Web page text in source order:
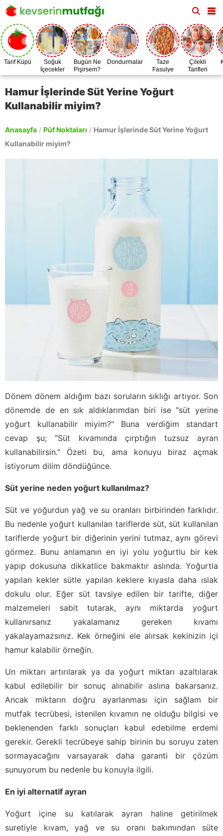
Tarif Küpü
Soğuk
İçecekler
Bugün Ne
Pişirsem?
Dondurmalar
Taze
Fasulye
Zamanı
Çilekli
Tarifleri
Hamur İşlerinde Süt Yerine Yoğurt
Kullanabilir miyim?
Anasayfa / Püf Noktaları / Hamur İşlerinde Süt Yerine Yoğurt
Kullanabilir miyim?
Dönem dönem aldığım bazı soruların sıklığı artıyor. Son
dönemde de en sık aldıklarımdan biri ise "süt yerine
yoğurt kullanabilir miyim?" Buna verdiğim standart
cevap şu; "Süt kıvamında çırptığın tuzsuz ayran
kullanabilirsin." Özeti bu, ama konuyu biraz açmak
istiyorum dilim döndüğünce.
Süt yerine neden yoğurt kullanılmaz?
Süt ve yoğurdun yağ ve su oranları birbirinden farklıdır.
Bu nedenle yoğurt kullanılan tariflerde süt, süt kullanılan
tariflerde yoğurt bir diğerinin yerini tutmaz, aynı görevi
görmez. Bunu anlamanın en iyi yolu yoğurtlu bir kek
yapıp dokusuna dikkatlice bakmaktır aslında. Yoğurtla
yapılan kekler sütle yapılan keklere kıyasla daha ıslak
dokulu olur. Eğer süt tavsiye edilen bir tarifte, diğer
malzemeleri sabit tutarak, aynı miktarda yoğurt
kullanırsanız yakalamanız gereken kıvamı
yakalayamazsınız. Kek örneğini ele alırsak kekinizin içi
hamur kalabilir örneğin.
Un miktarı artırılarak ya da yoğurt miktarı azaltılarak
kabul edilebilir bir sonuç alınabilir aslına bakarsanız.
Ancak miktarın doğru ayarlanması için sağlam bir
mutfak tecrübesi, istenilen kıvamın ne olduğu bilgisi ve
beklenenden farklı sonuçları kabul edebilme erdemi
gerekir. Gerekli tecrübeye sahip birinin bu soruyu zaten
sormayacağını varsayarak daha garanti bir çözüm
sunuyorum bu nedenle bu konuyla ilgili.
En iyi alternatif ayran
Yoğurt içine su katılarak ayran haline getirilmek
suretiyle kıvam, yağ ve su oranı bakımından süte